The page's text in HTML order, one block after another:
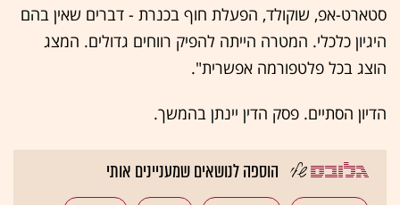
סטארט-אפ, שוקולד, הפעלת חוף בכנרת - דברים שאין בהם
היגיון כלכלי. המטרה הייתה להפיק רווחים גדולים. המצג
הוצג בכל פלטפורמה אפשרית".
הדיון הסתיים. פסק הדין יינתן בהמשך.
הוספה לנושאים שמעניינים אותי